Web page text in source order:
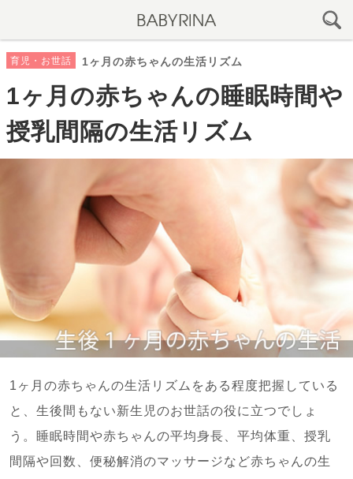
育児・お世話 1ヶ月の赤ちゃんの生活リズム
1ヶ月の赤ちゃんの睡眠時間や
授乳間隔の生活リズム
1ヶ月の赤ちゃんの生活リズムをある程度把握している
と、生後間もない新生児のお世話の役に立つでしょ
う。睡眠時間や赤ちゃんの平均身長、平均体重、授乳
間隔や回数、便秘解消のマッサージなど赤ちゃんの生